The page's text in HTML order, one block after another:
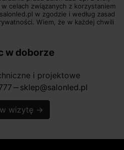
celach związanych z korzystaniem
w zgodzie i według zasad
Wiem, że w każdej chwili
w doborze
i projektowe
horizontal_rule sklep@salonled.pl
wizytę →